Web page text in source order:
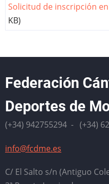
Solicitud de inscripción
KB)
Federación
Deportes de
(+34) 942755294 - (+34)
info@fcdme.es
C/ El Salto s/n (Antiguo